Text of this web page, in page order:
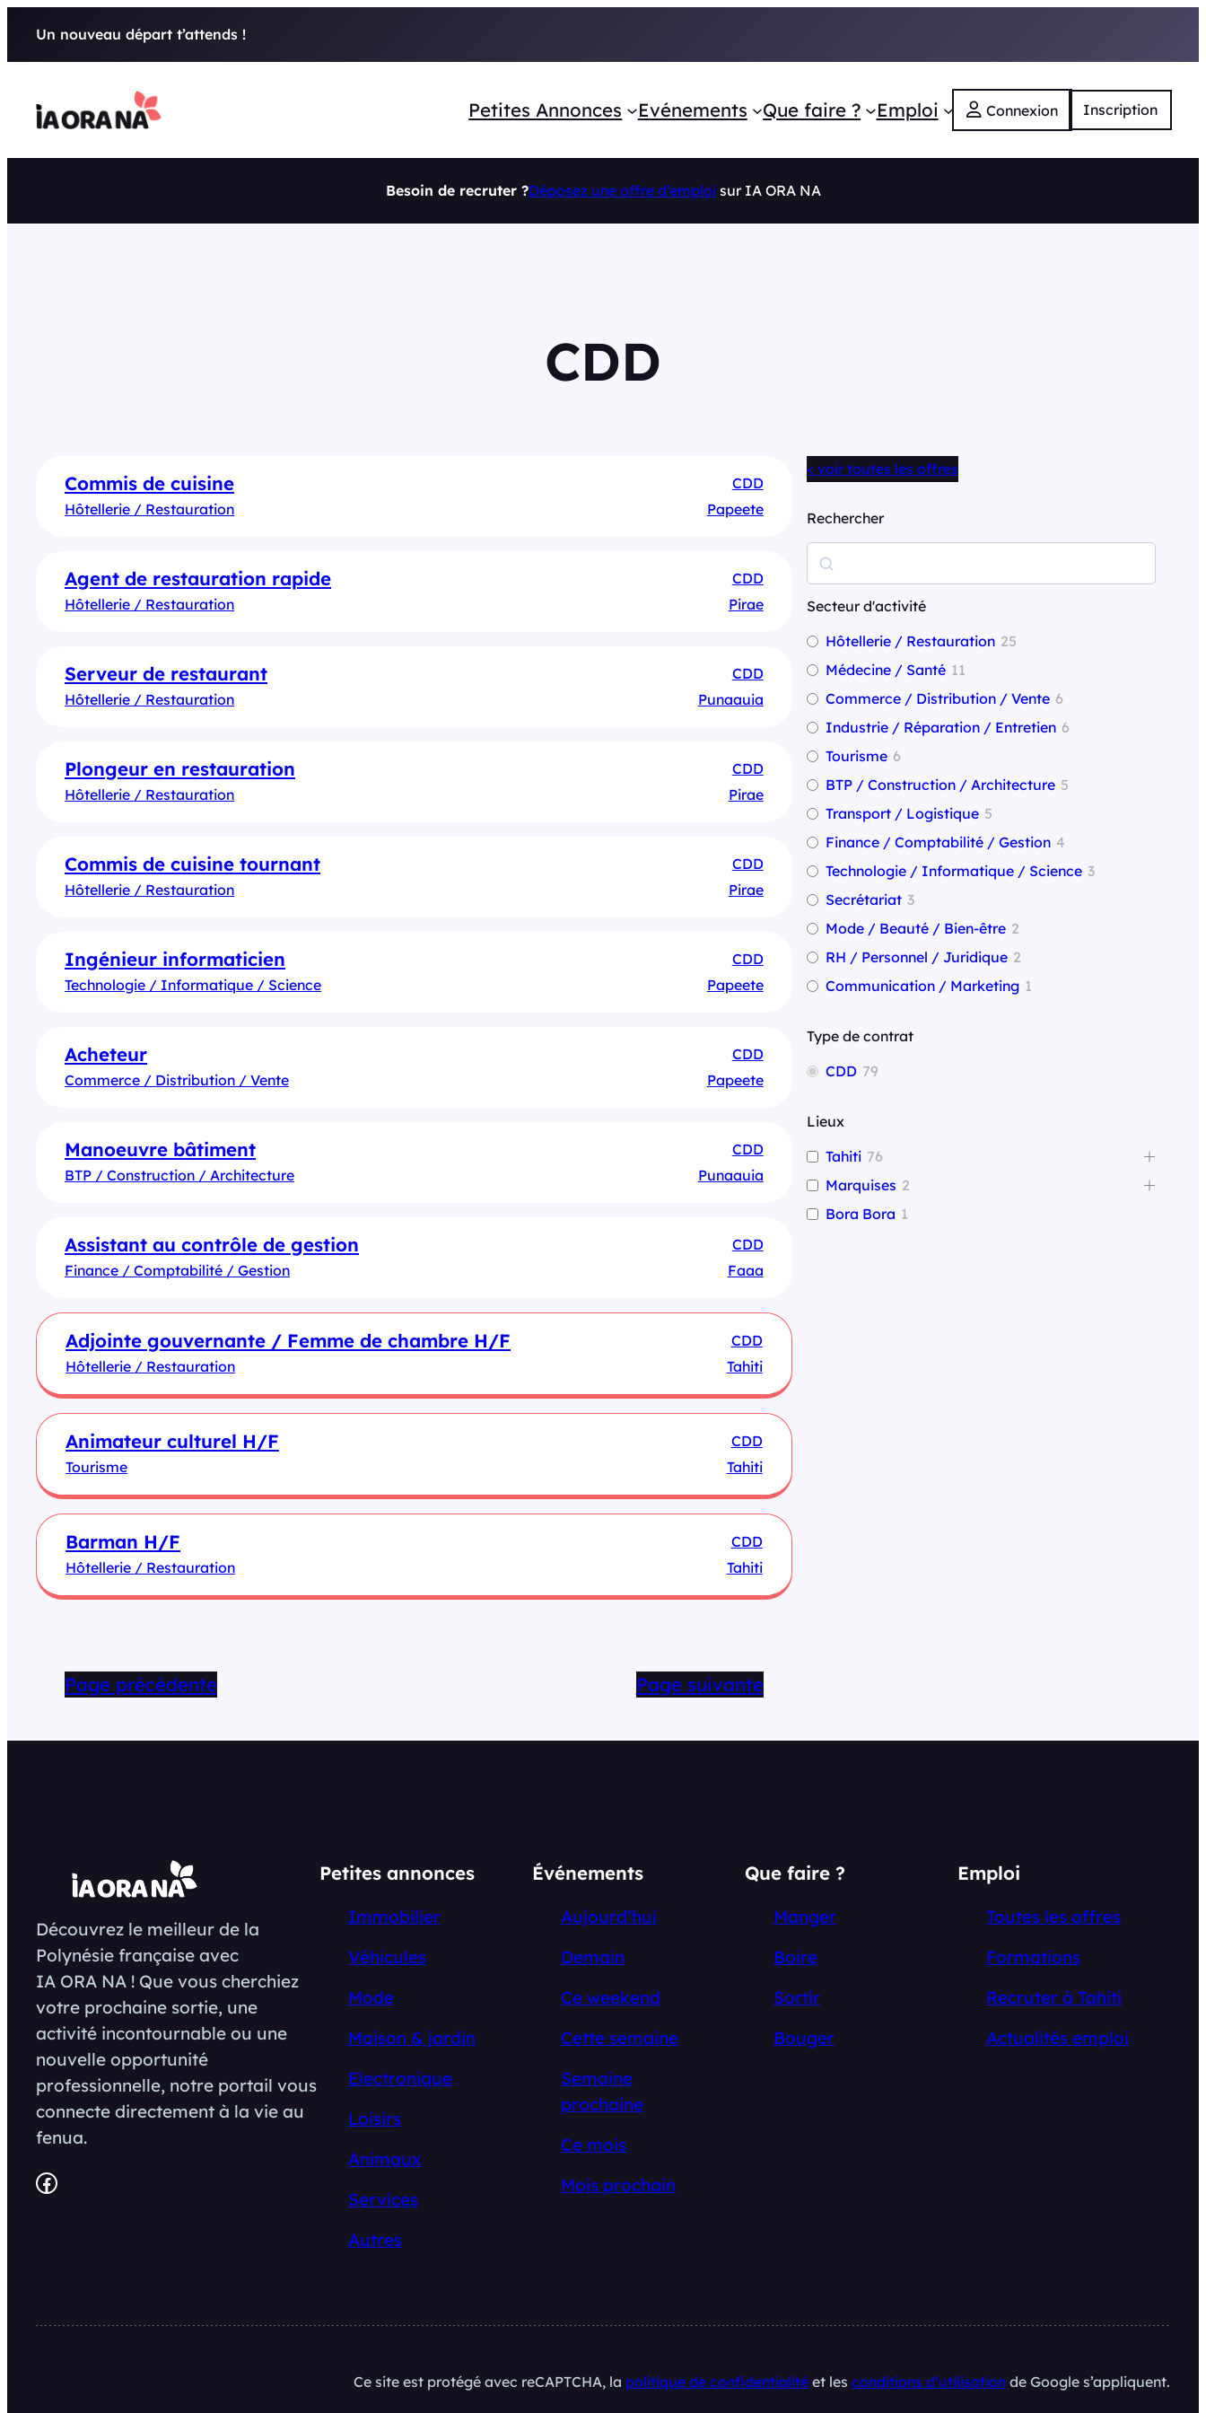
Un nouveau départ t’attends !
Petites Annonces Evénements Que faire ? Emploi Connexion Inscription
Besoin de recruter ?Déposez une offre d’emploisur IA ORA NA
CDD
Commis de cuisine
CDD
Hôtellerie / Restauration
Papeete
Agent de restauration rapide
CDD
Hôtellerie / Restauration
Pirae
Serveur de restaurant
CDD
Hôtellerie / Restauration
Punaauia
Plongeur en restauration
CDD
Hôtellerie / Restauration
Pirae
Commis de cuisine tournant
CDD
Hôtellerie / Restauration
Pirae
Ingénieur informaticien
CDD
Technologie / Informatique / Science
Papeete
Acheteur
CDD
Commerce / Distribution / Vente
Papeete
Manoeuvre bâtiment
CDD
BTP / Construction / Architecture
Punaauia
Assistant au contrôle de gestion
CDD
Finance / Comptabilité / Gestion
Faaa
Adjointe gouvernante / Femme de chambre H/F
CDD
Hôtellerie / Restauration
Tahiti
Animateur culturel H/F
CDD
Tourisme
Tahiti
Barman H/F
CDD
Hôtellerie / Restauration
Tahiti
Page précédente Page suivante
< voir toutes les offres
Rechercher
e
c
h
c
h
e
r
Secteur d'activité
Hôtellerie / Restauration 25
Médecine / Santé 11
Commerce / Distribution / Vente 6
Industrie / Réparation / Entretien 6
Tourisme 6
BTP / Construction / Architecture 5
Transport / Logistique 5
Finance / Comptabilité / Gestion 4
Technologie / Informatique / Science 3
Secrétariat 3
Mode / Beauté / Bien-être 2
RH / Personnel / Juridique 2
Communication / Marketing 1
Type de contrat
CDD 79
Lieux
Tahiti 76
Marquises 2
Bora Bora 1
Découvrez le meilleur de la
Polynésie française avec
IA ORA NA ! Que vous cherchiez
votre prochaine sortie, une
activité incontournable ou une
nouvelle opportunité
professionnelle, notre portail vous
connecte directement à la vie au
fenua.
Facebook
Petites annonces
Immobilier
Véhicules
Mode
Maison & jardin
Electronique
Loisirs
Animaux
Services
Autres
Événements
Aujourd’hui
Demain
Ce weekend
Cette semaine
Semaine
prochaine
Ce mois
Mois prochain
Que faire ?
Manger
Boire
Sortir
Bouger
Emploi
Toutes les offres
Formations
Recruter à Tahiti
Actualités emploi
Ce site est protégé avec reCAPTCHA, la politique de confidentialité et les conditions d’utilisation de Google s’appliquent.